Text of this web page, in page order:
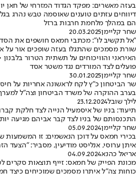
בעזה מאשרים: מפקד הגדוד המזרחי של חאן
הם במהלך מלחמת חרבות ברזל
שחר קליימן20.03.2025
"אל תקשיב לו": מכתבי חמאס חושפים את
שורת מסמכים שהתגלו בעזה שופכים אור על
האיראני והוויכוחים על תשתית הטרור
פועלים לצד המורדים נגד משטר אסד
שחר קליימן30.01.2025
שר הביטחון כ"ץ לקח לראשונה אחריות על
בערב ההוקרה של משרד הביטחון וצה"ל
לילך שובל23.12.2024
תיעוד: בניו של איסמעיל הנייה לצד חלקת
התכנסותם של בניו לצד קבר אביהם מגיעה
שחר קליימן05.09.2024
בכירי חמאס על דוכן הנאשמים: זו המשמעות
איתן ערוסי, אנליסט מודיעין, מסביר: "הצעד
אריאל כהנא04.09.2024
מכונת הפייק של חמאס: זייף תוצאות סקרים
כוחות צה"ל איתרו מסמכים שמוכיחים כיצד